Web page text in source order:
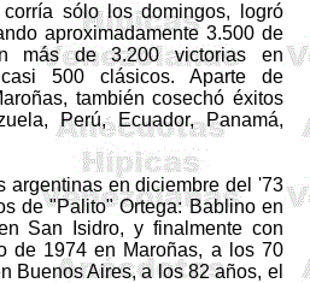
sólo los domingos, logró
aproximadamente 3.500 de
más de 3.200 victorias en
500 clásicos. Aparte de
, también cosechó éxitos
Perú, Ecuador, Panamá,
argentinas en diciembre del '73
de "Palito" Ortega:Bablinoen
San Isidro, y finalmente con
de 1974 en Maroñas, a los 70
Buenos Aires, a los 82 años, el